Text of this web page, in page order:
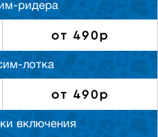
ридера
от 490р
лотка
от 490р
включения